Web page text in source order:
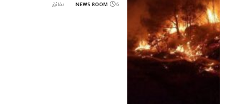
NEWS ROOM 6 دقائق